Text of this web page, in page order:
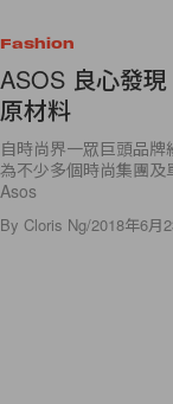
Fashion
ASOS 良心發
原材料
自時尚界一眾巨頭品
為不少多個時尚集團
Asos
By Cloris Ng/2018年6月